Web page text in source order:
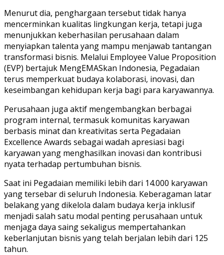
Menurut dia, penghargaan tersebut tidak hanya
mencerminkan kualitas lingkungan kerja, tetapi juga
menunjukkan keberhasilan perusahaan dalam
menyiapkan talenta yang mampu menjawab tantangan
transformasi bisnis. Melalui Employee Value Proposition
(EVP) bertajuk MengEMASkan Indonesia, Pegadaian
terus memperkuat budaya kolaborasi, inovasi, dan
keseimbangan kehidupan kerja bagi para karyawannya.
Perusahaan juga aktif mengembangkan berbagai
program internal, termasuk komunitas karyawan
berbasis minat dan kreativitas serta Pegadaian
Excellence Awards sebagai wadah apresiasi bagi
karyawan yang menghasilkan inovasi dan kontribusi
nyata terhadap pertumbuhan bisnis.
Saat ini Pegadaian memiliki lebih dari 14.000 karyawan
yang tersebar di seluruh Indonesia. Keberagaman latar
belakang yang dikelola dalam budaya kerja inklusif
menjadi salah satu modal penting perusahaan untuk
menjaga daya saing sekaligus mempertahankan
keberlanjutan bisnis yang telah berjalan lebih dari 125
tahun.